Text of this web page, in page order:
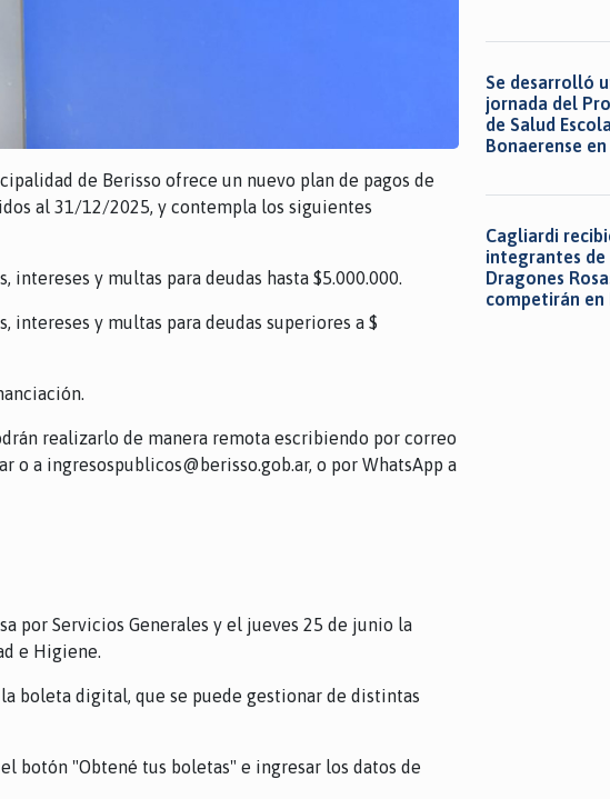
de Berisso ofrece un nuevo plan de pagos de
al 31/12/2025, y contempla los siguientes
intereses y multas para deudas hasta $5.000.000.
intereses y multas para deudas superiores a $
realizarlo de manera remota escribiendo por correo
a ingresospublicos@berisso.gob.ar, o por WhatsApp a
por Servicios Generales y el jueves 25 de junio la
e Higiene.
boleta digital, que se puede gestionar de distintas
botón "Obtené tus boletas" e ingresar los datos de
Se desarrolló
jornada del
de Salud
Bonaerense en
Cagliardi
integrantes de
Dragones
competirán en